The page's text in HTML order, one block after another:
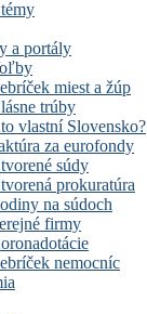
a portály
miest a žúp
trúby
vlastní Slovensko?
za eurofondy
súdy
prokuratúra
na súdoch
firmy
nemocníc